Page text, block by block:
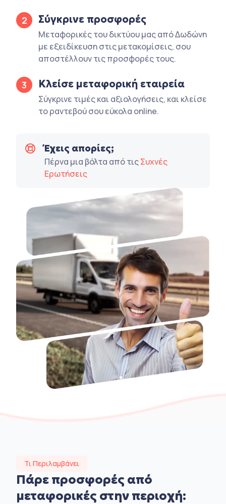
2 Σύγκρινε προσφορές
Μεταφορικές του δικτύου μας από Δωδώνη
με εξειδίκευση στις μετακομίσεις, σου
αποστέλλουν τις προσφορές τους.
3 Κλείσε μεταφορική εταιρεία
Σύγκρινε τιμές και αξιολογήσεις, και κλείσε
το ραντεβού σου εύκολα online.
Έχεις απορίες;
Πέρνα μια βόλτα από τιςΣυχνές
Ερωτήσεις
Τι Περιλαμβάνει
Πάρε προσφορές από
μεταφορικές στην περιοχή: